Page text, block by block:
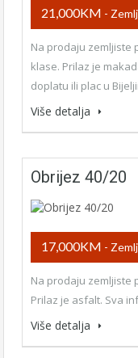
21,000KM -
Na prodaju zemljiste
klase. Prilaz je
doplatu ili plac u
Više detalja
Obrijez 40/20
17,000KM -
Na prodaju zemljiste
Prilaz je asfalt. Sva
Više detalja